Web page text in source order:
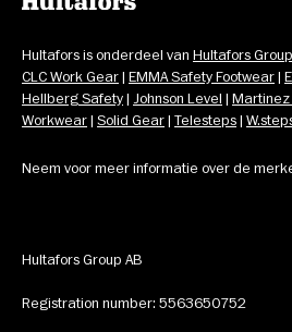
Hultafors is onderdeel van Hultafors Group
CLC Work Gear | EMMA Safety Footwear |
Hellberg Safety | Johnson Level | Martinez
Workwear | Solid Gear | Telesteps |
Neem voor meer informatie over de
Hultafors Group AB
Registration number: 5563650752